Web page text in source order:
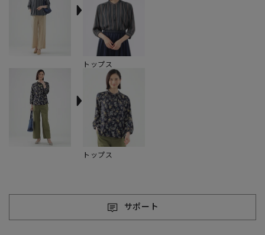
トップス
トップス
サポート